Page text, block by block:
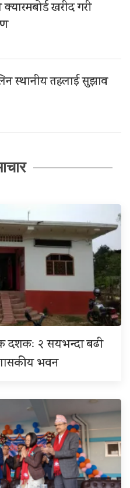
खरीद गरी
स्थानीय तहलाई सुझाव
दशकः २ सयभन्दा बढी
भवन